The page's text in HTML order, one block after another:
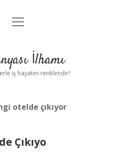
Anasayfa
Uyarı
menüyü
İlhamı
iş hayatını renklendir!
otelde çıkıyor
Çıkıyo